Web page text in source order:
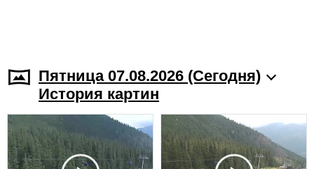
Пятница 07.08.2026 (Cегодня)
История картин